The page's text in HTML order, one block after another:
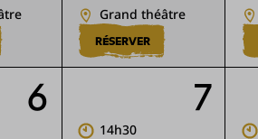
Grand théâtre
RÉSERVER
6 7
14h30